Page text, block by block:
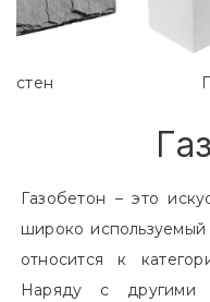
Газобетон – это
широко
относится к
Наряду с другими